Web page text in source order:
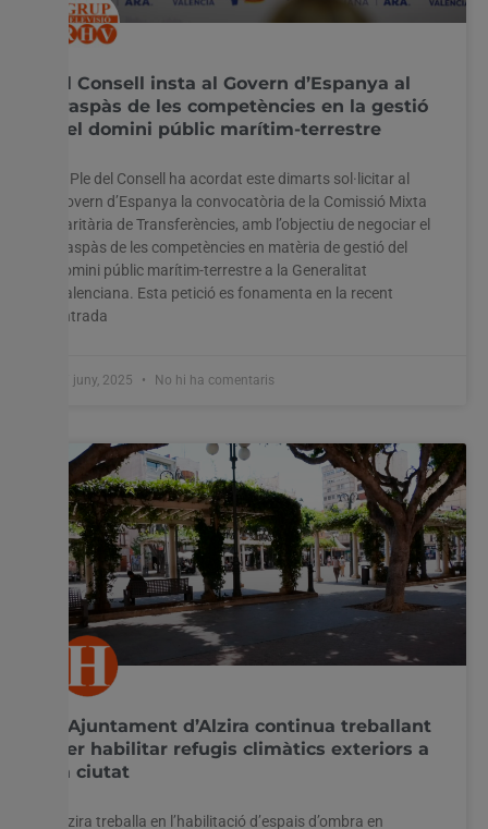
El Consell insta al Govern d’Espanya al
traspàs de les competències en la gestió
del domini públic marítim-terrestre
El Ple del Consell ha acordat este dimarts sol·licitar al
Govern d’Espanya la convocatòria de la Comissió Mixta
Paritària de Transferències, amb l’objectiu de negociar el
traspàs de les competències en matèria de gestió del
domini públic marítim-terrestre a la Generalitat
Valenciana. Esta petició es fonamenta en la recent
entrada
17 juny, 2025 No hi ha comentaris
L’Ajuntament d’Alzira continua treballant
per habilitar refugis climàtics exteriors a
la ciutat
Alzira treballa en l’habilitació d’espais d’ombra en